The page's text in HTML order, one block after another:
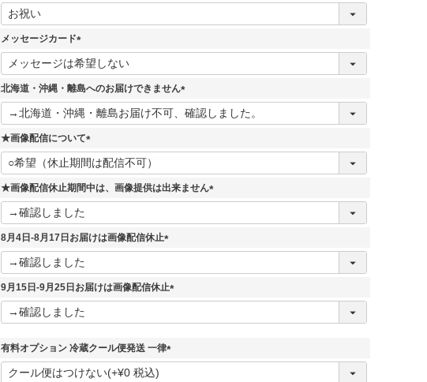
(
必
須
メッセージカード
(
必
須
北海道・沖縄・離島へのお届けできません
(
必
★画像配信について
(
必
須
★画像配信休止期間中は、画像提供は出来ません
(
8月4日-8月17日お届けは画像配信休止
(
須
9月15日-9月25日お届けは画像配信休止
(
)
有料オプション 冷蔵クール便発送 一律
(